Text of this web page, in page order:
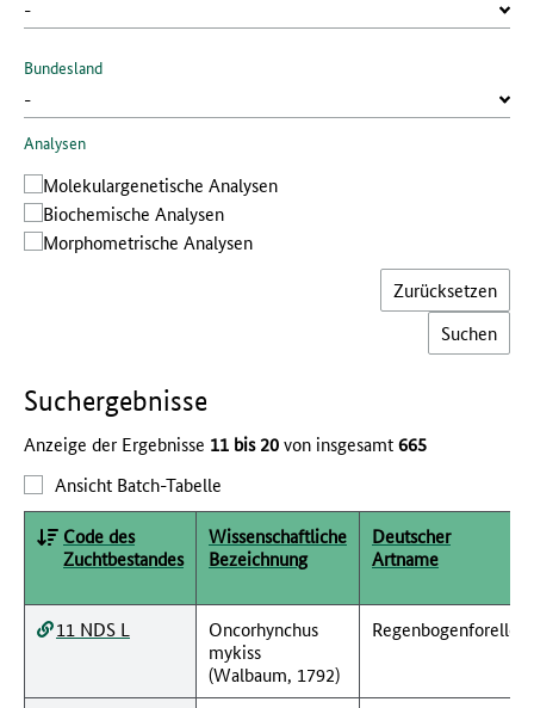
Bundesland
Analysen
Molekular­genetische Analysen
Bio­chemische Analysen
Morphometrische Analysen
Zurücksetzen
Such­ergebnisse
Anzeige der Ergebnisse 11 bis 20von insgesamt665
Ansicht Batch-Tabelle
Code des
Zuchtbestandes
Wissenschaftliche
Bezeichnung
Deutscher
Artname
11 NDS L
Oncorhynchus
mykiss
(Walbaum, 1792)
Regenbogenforelle